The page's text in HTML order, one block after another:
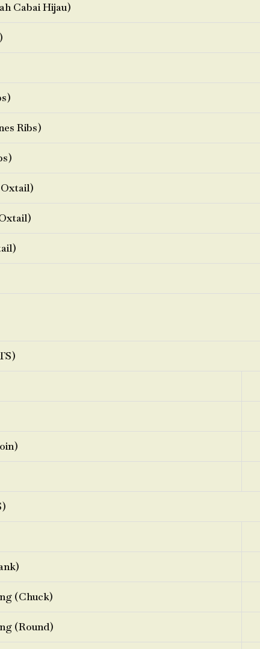
Cabai Hijau)
Ribs)
(Chuck)
(Round)